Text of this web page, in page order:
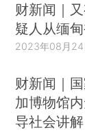
财新闻｜
疑人从缅
2023年08月24
财新闻｜
加博物馆
导社会讲解